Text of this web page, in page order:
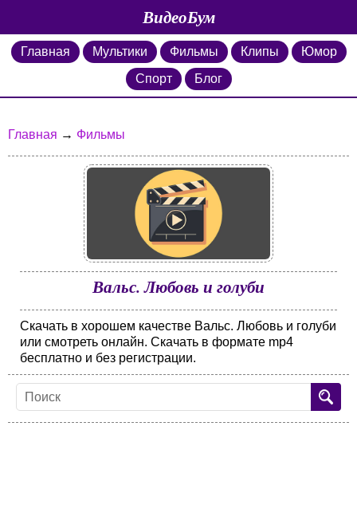
ВидеоБум
Главная Мультики Фильмы Клипы
Юмор
Спорт
Блог
Главная → Фильмы
Вальс. Любовь и голуби
Скачать в хорошем качестве Вальс. Любовь и голуби
или смотреть онлайн. Скачать в формате mp4
бесплатно и без регистрации.